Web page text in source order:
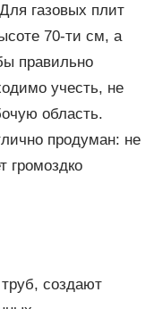
газовых плит
70-ти см, а
правильно
учесть, не
область.
продуман: не
громоздко
создают